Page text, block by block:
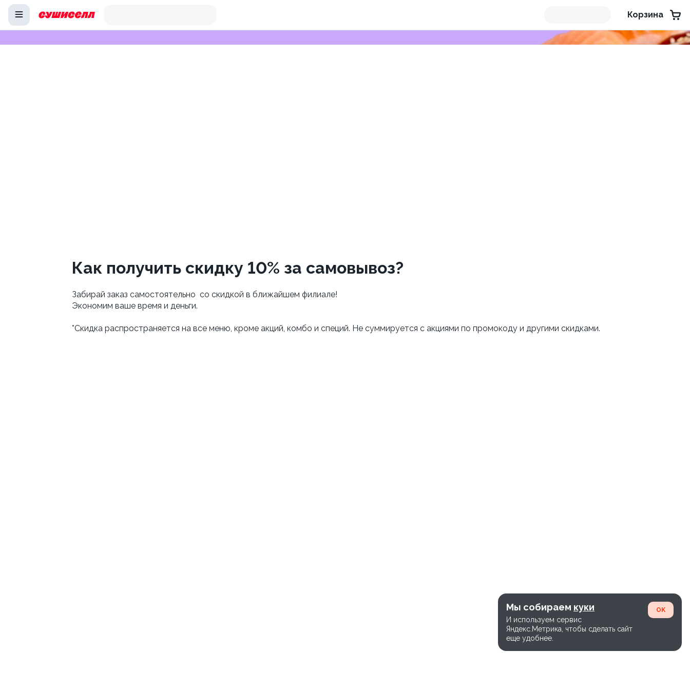
Корзина
Как получить скидку 10% за самовывоз?
Забирай заказ самостоятельно со скидкой в ближайшем филиале!
Экономим ваше время и деньги.
*Скидка распространяется на все меню, кроме акций, комбо и специй. Не суммируется с акциями по промокоду и другими скидками.
Мы собираем куки
И используем сервис
Яндекс.Метрика, чтобы сделать сайт
еще удобнее.
OK